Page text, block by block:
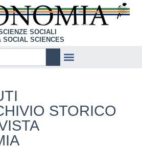
SOCIALI
SOCIAL SCIENCES
STORICO